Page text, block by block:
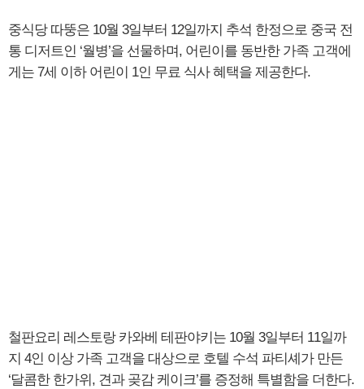
중식당 따뚱은 10월 3일부터 12일까지 추석 한정으로 중국 전
통 디저트인 ‘월병’을 선물하며, 어린이를 동반한 가족 고객에
게는 7세 이하 어린이 1인 무료 식사 혜택을 제공한다.
철판요리 레스토랑 카와베 테판야키는 10월 3일부터 11일까
지 4인 이상 가족 고객을 대상으로 호텔 수석 파티셰가 만든
‘달콤한 한가위, 견과 곶감 케이크’를 증정해 특별함을 더한다.